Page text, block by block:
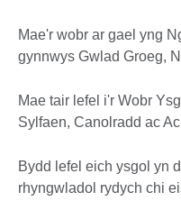
Mae'r wobr ar gael yng
gynnwys Gwlad Groeg,
Mae tair lefel i'r Wobr
Sylfaen, Canolradd ac
Bydd lefel eich ysgol yn
rhyngwladol rydych chi